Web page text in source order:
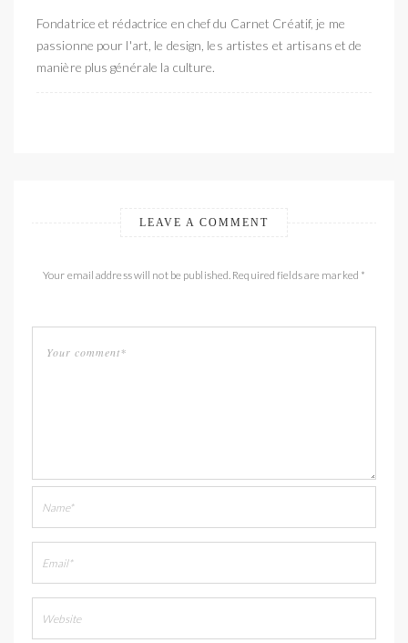
Fondatrice et rédactrice en chef du Carnet Créatif, je me
passionne pour l'art, le design, les artistes et artisans et de
manière plus générale la culture.
LEAVE A COMMENT
Your email address will not be published. Required fields are marked *